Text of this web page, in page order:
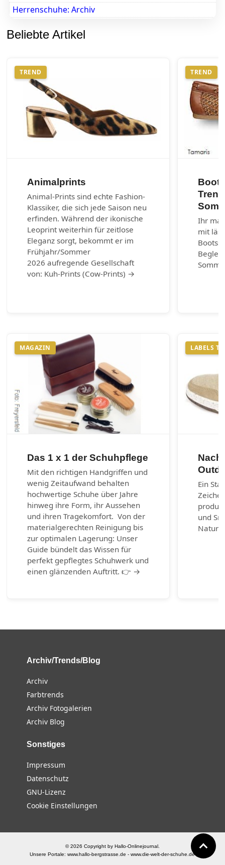
Herrenschuhe: Archiv
Beliebte Artikel
TREND
Animalprints
Animal-Prints sind echte Fashion-
Klassiker, die sich jede Saison neu
erfinden. Während der ikonische
Leoprint weiterhin für zeitlose
Eleganz sorgt, bekommt er im
Frühjahr/Sommer
2026 aufregende Gesellschaft
von: Kuh-Prints (Cow-Prints) →
TREND
Ihr
mit
MAGAZIN
Das 1 x 1 der Schuhpflege
Mit den richtigen Handgriffen und
wenig Zeitaufwand behalten
hochwertige Schuhe über Jahre
hinweg ihre Form, ihr Aussehen
und ihren Tragekomfort. Von der
materialgerechten Reinigung bis
zur optimalen Lagerung: Unser
Guide bündelt das Wissen für
perfekt gepflegtes Schuhwerk und
einen glänzenden Auftritt. 👉 →
LABELS
Ein
und
Archiv/Trends/Blog
Archiv
Farbtrends
Archiv Fotogalerien
Archiv Blog
Sonstiges
Impressum
Datenschutz
GNU-Lizenz
Cookie Einstellungen
© 2026 Copyright by Hallo-Onlinejournal.
Unsere Portale:www.hallo-bergstrasse.de -www.die-welt-der-schuhe.de